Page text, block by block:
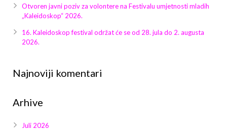
Galerija 2019
Galerija 2022
Galerija 2024
Galerija 2025
Otvoren javni poziv za volontere na Festivalu umjetnosti mladih
„Kaleidoskop“ 2026.
16. Kaleidoskop festival održat će se od 28. jula do 2. augusta
2026.
Najnoviji komentari
Arhive
Juli 2026